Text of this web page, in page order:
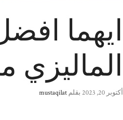
ايهما
الماليزي
أكتوبر 20, 2023 بقلمmustaqilat